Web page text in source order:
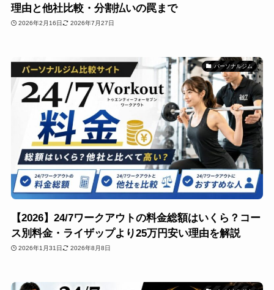
理由と他社比較・分割払いの罠まで
2026年2月16日 2026年7月27日
パーソナルジム
【2026】24/7ワークアウトの料金総額はいくら？コー
ス別料金・ライザップより25万円安い理由を解説
2026年1月31日 2026年8月8日